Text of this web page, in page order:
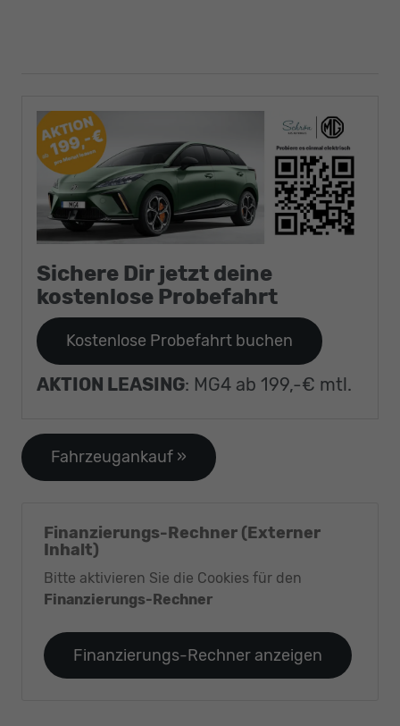
Sichere Dir jetzt deine
kostenlose Probefahrt
Kostenlose Probefahrt buchen
AKTION LEASING: MG4 ab 199,-€ mtl.
Fahrzeugankauf »
Finanzierungs-Rechner (Externer
Inhalt)
Bitte aktivieren Sie die Cookies für den
Finanzierungs-Rechner
Finanzierungs-Rechner anzeigen